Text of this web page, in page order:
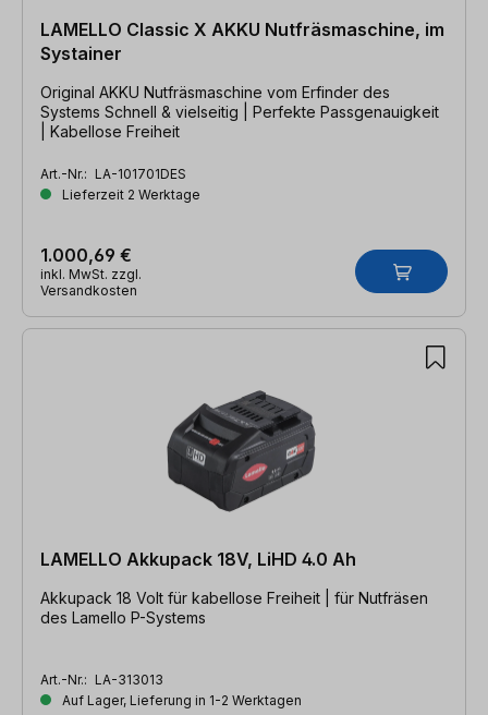
LAMELLO Classic X AKKU Nutfräsmaschine, im
Systainer
Original AKKU Nutfräsmaschine vom Erfinder des
Systems Schnell & vielseitig | Perfekte Passgenauigkeit
| Kabellose Freiheit
Art.-Nr.: LA-101701DES
Lieferzeit 2 Werktage
1.000,69 €
inkl. MwSt. zzgl.
Versandkosten
LAMELLO Akkupack 18V, LiHD 4.0 Ah
Akkupack 18 Volt für kabellose Freiheit | für Nutfräsen
des Lamello P-Systems
Art.-Nr.: LA-313013
Auf Lager, Lieferung in 1-2 Werktagen